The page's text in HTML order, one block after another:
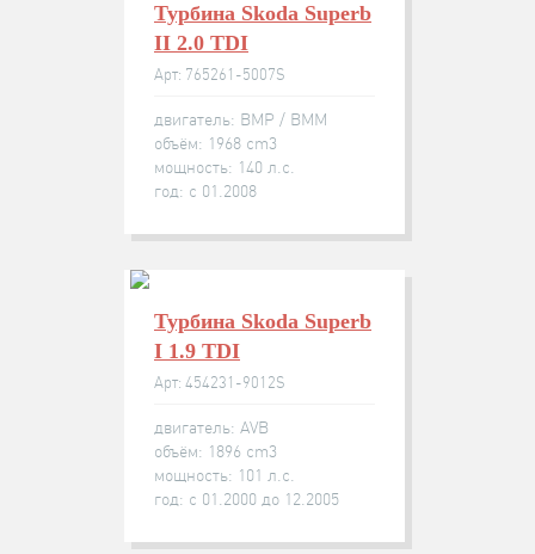
Турбина Skoda Superb
II 2.0 TDI
Арт: 765261-5007S
двигатель: BMP / BMM
объём: 1968 cm3
мощность: 140 л.с.
год: с 01.2008
Турбина Skoda Superb
I 1.9 TDI
Арт: 454231-9012S
двигатель: AVB
объём: 1896 cm3
мощность: 101 л.с.
год: с 01.2000 до 12.2005